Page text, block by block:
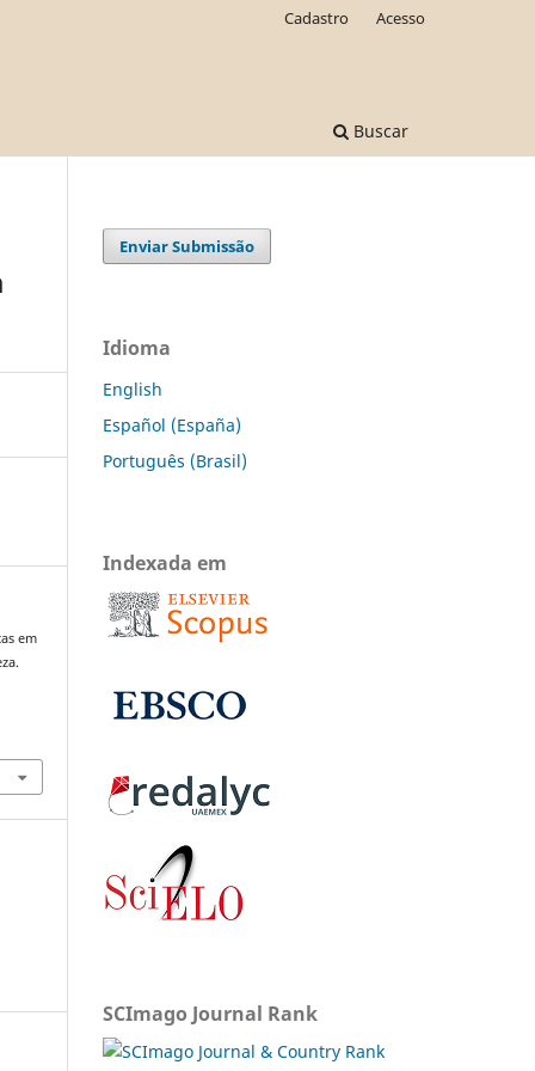
Buscar
Cadastro Acesso
em
Enviar Submissão
Idioma
English
Español (España)
Português (Brasil)
Indexada em
SCImago Journal Rank